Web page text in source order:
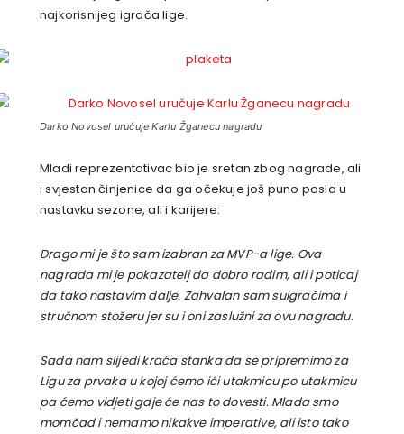
najkorisnijeg igrača lige.
Darko Novosel uručuje Karlu Žganecu nagradu
Mladi reprezentativac bio je sretan zbog nagrade, ali
i svjestan činjenice da ga očekuje još puno posla u
nastavku sezone, ali i karijere:
Drago mi je što sam izabran za MVP-a lige. Ova
nagrada mi je pokazatelj da dobro radim, ali i poticaj
da tako nastavim dalje. Zahvalan sam suigračima i
stručnom stožeru jer su i oni zaslužni za ovu nagradu.
Sada nam slijedi kraća stanka da se pripremimo za
Ligu za prvaka u kojoj ćemo ići utakmicu po utakmicu
pa ćemo vidjeti gdje će nas to dovesti. Mlada smo
momčad i nemamo nikakve imperative, ali isto tako